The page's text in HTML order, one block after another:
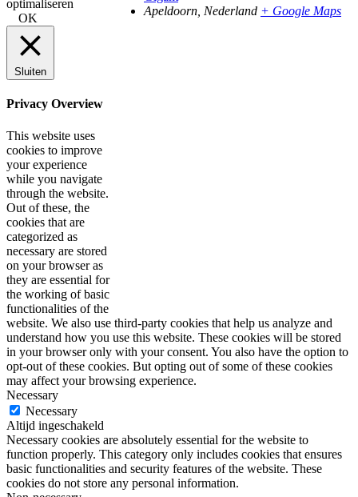
Apeldoorn Nederland + Google Maps
optimaliseren
OK
Sluiten
Privacy Overview
This website uses
cookies to improve
your experience
while you navigate
through the website.
Out of these, the
cookies that are
categorized as
necessary are stored
on your browser as
they are essential for
the working of basic
functionalities of the
website. We also use third-party cookies that help us analyze and
understand how you use this website. These cookies will be stored
in your browser only with your consent. You also have the option to
opt-out of these cookies. But opting out of some of these cookies
may affect your browsing experience.
Necessary
Necessary
Altijd ingeschakeld
Necessary cookies are absolutely essential for the website to
function properly. This category only includes cookies that ensures
basic functionalities and security features of the website. These
cookies do not store any personal information.